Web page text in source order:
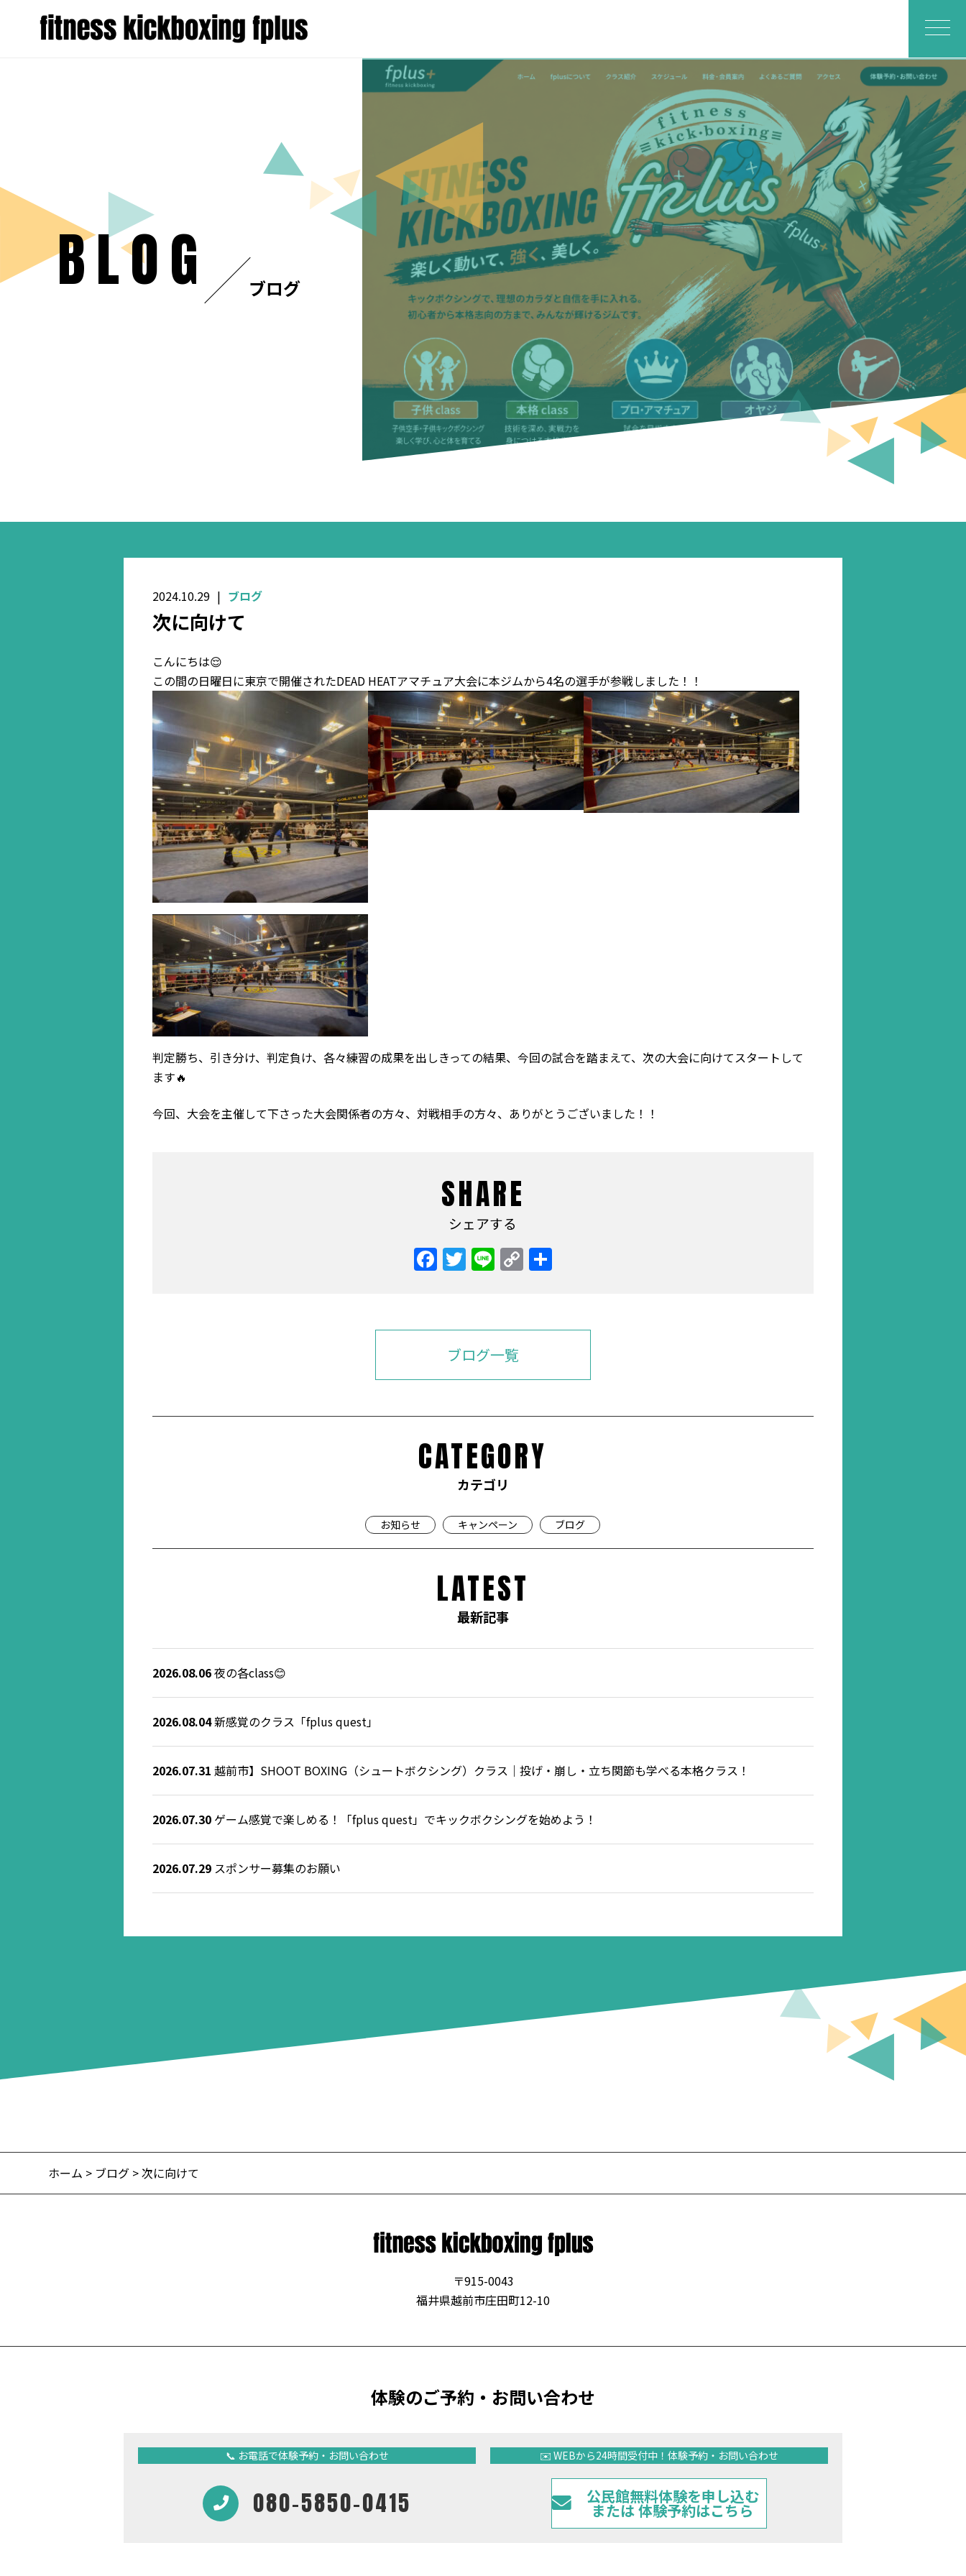
BLOG ブログ
2024.10.29 ブログ
次に向けて
こんにちは😌
この間の日曜日に東京で開催されたDEAD HEATアマチュア大会に本ジムから4名の選手が参戦しました！！
判定勝ち、引き分け、判定負け、各々練習の成果を出しきっての結果、今回の試合を踏まえて、次の大会に向けてスタートして
ます🔥
今回、大会を主催して下さった大会関係者の方々、対戦相手の方々、ありがとうございました！！
SHARE
シェアする
ブログ一覧
CATEGORY
カテゴリ
お知らせ キャンペーン ブログ
LATEST
最新記事
2026.08.06夜の各class😊
2026.08.04新感覚のクラス「fplus quest」
2026.07.31 越前市】SHOOT BOXING（シュートボクシング）クラス｜投げ・崩し・立ち関節も学べる本格クラス！
2026.07.30ゲーム感覚で楽しめる！「fplus quest」でキックボクシングを始めよう！
2026.07.29スポンサー募集のお願い
ホーム > ブログ > 次に向けて
〒915-0043
福井県越前市庄田町12-10
体験のご予約・お問い合わせ
📞 お電話で体験予約・お問い合わせ
080-5850-0415
✉️ WEBから24時間受付中！体験予約・お問い合わせ
公民館無料体験を申し込む
または 体験予約はこちら